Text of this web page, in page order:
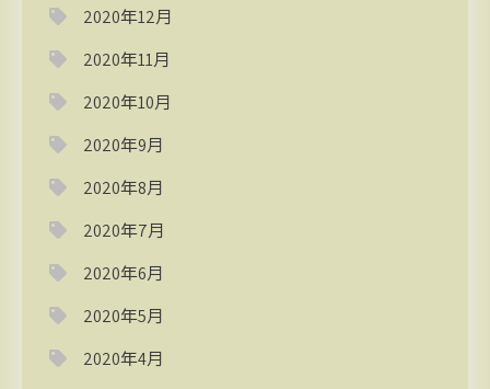
2020年12月
2020年11月
2020年10月
2020年9月
2020年8月
2020年7月
2020年6月
2020年5月
2020年4月